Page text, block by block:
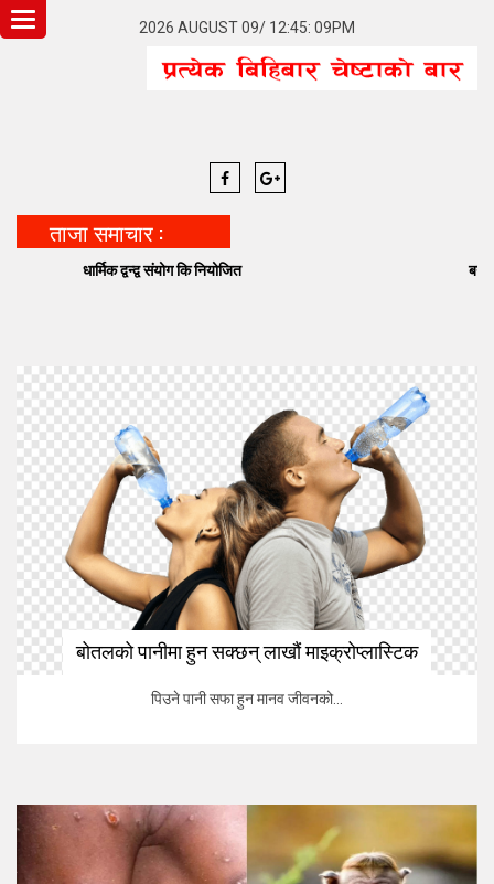
2026 AUGUST 09/ 12:45: 09PM
Toggle
navigation
ताजा समाचार :
धार्मिक द्वन्द्व संयोग कि नियोजित बनेपा निष्टमा
बोतलको पानीमा हुन सक्छन् लाखौं माइक्रोप्लास्टिक
पिउने पानी सफा हुन मानव जीवनको...